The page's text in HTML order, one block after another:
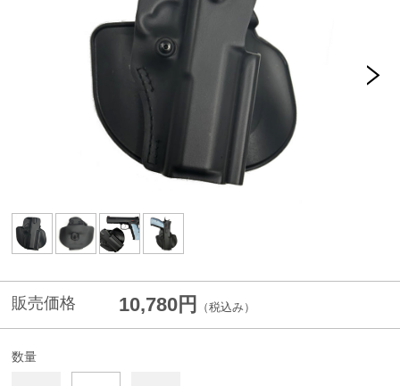
販売価格 10,780円 （税込み）
数量